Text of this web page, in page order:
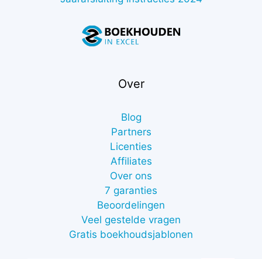
Over
Blog
Partners
Licenties
Affiliates
Over ons
7 garanties
Beoordelingen
Veel gestelde vragen
Gratis boekhoudsjablonen